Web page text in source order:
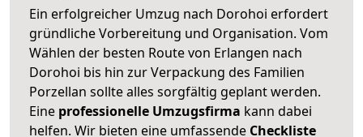
Ein erfolgreicher Umzug nach Dorohoi erfordert
gründliche Vorbereitung und Organisation. Vom
Wählen der besten Route von Erlangen nach
Dorohoi bis hin zur Verpackung des Familien
Porzellan sollte alles sorgfältig geplant werden.
Eine professionelle Umzugsfirma kann dabei
helfen. Wir bieten eine umfassende Checkliste